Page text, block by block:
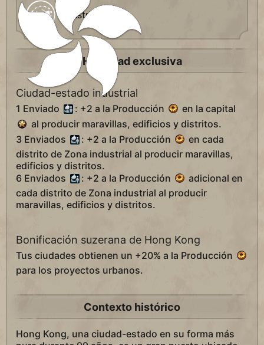
Industrial
Habilidad exclusiva
Ciudad-estado industrial
1 Enviado : +2 a la Producción
en la capital
al producir maravillas, edificios y distritos.
3 Enviados
: +2 a la Producción
en cada
distrito de Zona industrial al producir maravillas,
edificios y distritos.
6 Enviados
: +2 a la Producción
adicional en
cada distrito de Zona industrial al producir
maravillas, edificios y distritos.
Bonificación suzerana de Hong Kong
Tus ciudades obtienen un +20% a la Producción
para los proyectos urbanos.
Contexto histórico
Hong Kong, una ciudad-estado en su forma más